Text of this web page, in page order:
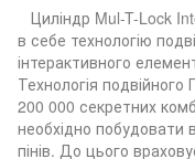
Циліндр Mul-T-Lock
в себе технологію
інтерактивного
Технологія подвійного
200 000 секретних
необхідно побудовати в
пінів. До цього